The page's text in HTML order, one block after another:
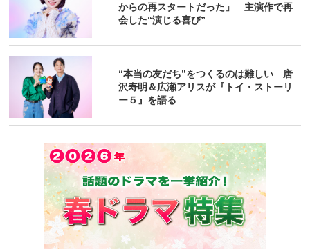
からの再スタートだった」 主演作で再
会した“演じる喜び”
“本当の友だち”をつくるのは難しい 唐
沢寿明＆広瀬アリスが『トイ・ストーリ
ー５』を語る